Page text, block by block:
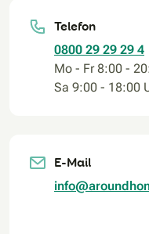
Telefon
0800 29 29 29 4
Mo - Fr 8:00 -
Sa 9:00 - 18:00
E-Mail